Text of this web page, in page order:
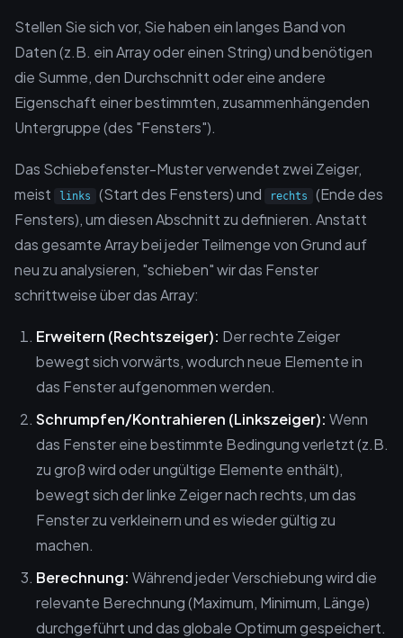
Stellen Sie sich vor, Sie haben ein langes Band von
Daten (z.B. ein Array oder einen String) und benötigen
die Summe, den Durchschnitt oder eine andere
Eigenschaft einer bestimmten, zusammenhängenden
Untergruppe (des "Fensters").
Das Schiebefenster-Muster verwendet zwei Zeiger,
meist
links (Start des Fensters) und rechts
(Ende des
Fensters), um diesen Abschnitt zu definieren. Anstatt
das gesamte Array bei jeder Teilmenge von Grund auf
neu zu analysieren, "schieben" wir das Fenster
schrittweise über das Array:
Erweitern (Rechtszeiger): Der rechte Zeiger
bewegt sich vorwärts, wodurch neue Elemente in
das Fenster aufgenommen werden.
Schrumpfen/Kontrahieren (Linkszeiger): Wenn
das Fenster eine bestimmte Bedingung verletzt (z.B.
zu groß wird oder ungültige Elemente enthält),
bewegt sich der linke Zeiger nach rechts, um das
Fenster zu verkleinern und es wieder gültig zu
machen.
Berechnung: Während jeder Verschiebung wird die
relevante Berechnung (Maximum, Minimum, Länge)
durchgeführt und das globale Optimum gespeichert.